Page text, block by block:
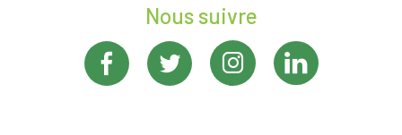
Nous suivre